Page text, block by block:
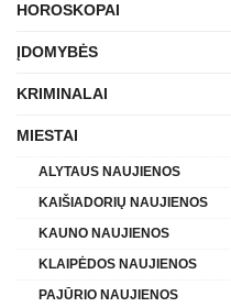
HOROSKOPAI
ĮDOMYBĖS
KRIMINALAI
MIESTAI
ALYTAUS NAUJIENOS
KAIŠIADORIŲ NAUJIENOS
KAUNO NAUJIENOS
KLAIPĖDOS NAUJIENOS
PAJŪRIO NAUJIENOS